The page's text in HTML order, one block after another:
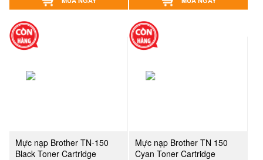
Mực nạp Brother TN-150
Black Toner Cartridge
Mực nạp Brother TN 150
Cyan Toner Cartridge